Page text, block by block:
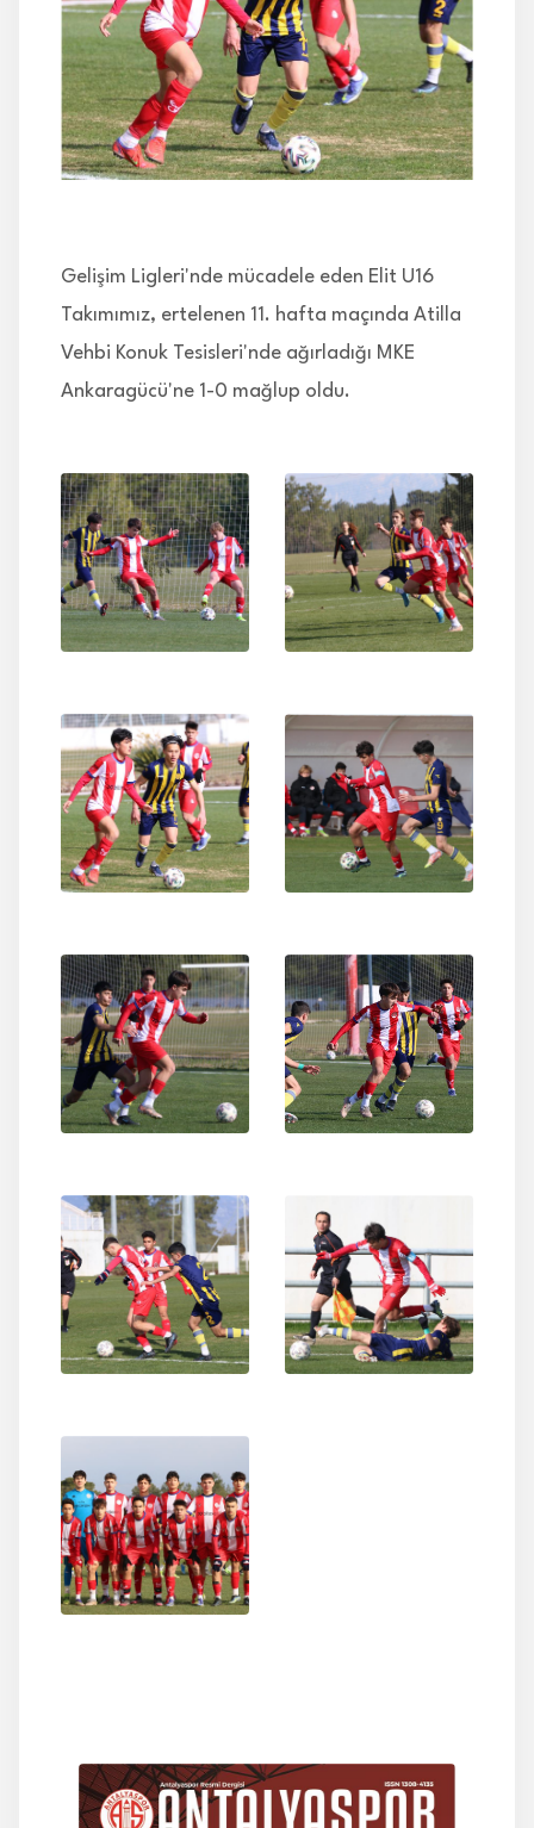
İLETİŞİM
Gelişim Ligleri'nde mücadele eden Elit U16
Takımımız, ertelenen 11. hafta maçında Atilla
Vehbi Konuk Tesisleri'nde ağırladığı MKE
Ankaragücü'ne 1-0 mağlup oldu.